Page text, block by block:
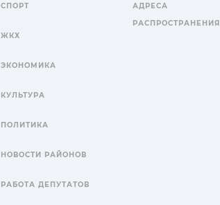
СПОРТ
ЖКХ
ЭКОНОМИКА
КУЛЬТУРА
ПОЛИТИКА
НОВОСТИ РАЙОНОВ
РАБОТА ДЕПУТАТОВ
АДРЕСА
РАСПРОСТРАНЕНИЯ